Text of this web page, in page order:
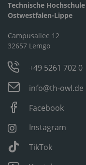
Technische Hochschule
Ostwestfalen-Lippe
Campusallee 12
32657 Lemgo
+49 5261 702 0
info@th-owl.de
Facebook
Instagram
TikTok